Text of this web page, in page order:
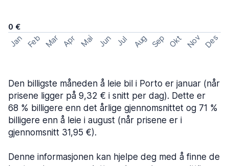
0 €
Jan Feb Mar Apr Mai Jun Jul Aug Sep Okt Nov Des
Den billigste måneden å leie bil i Porto er januar (når
prisene ligger på 9,32 € i snitt per dag). Dette er
68 % billigere enn det årlige gjennomsnittet og 71 %
billigere enn å leie i august (når prisene er i
gjennomsnitt 31,95 €).
Denne informasjonen kan hjelpe deg med å finne de